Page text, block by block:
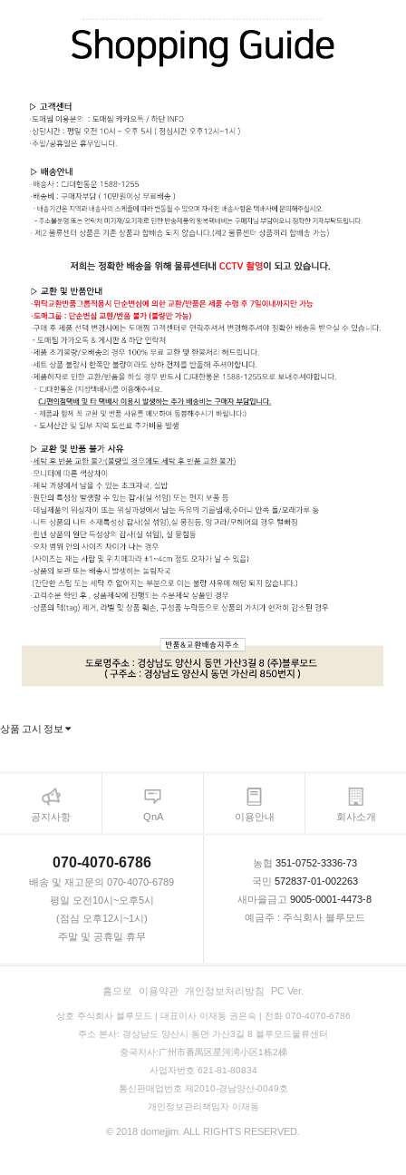
상품 고시 정보
공지사항 QnA 이용안내 회사소개
070-4070-6786
배송 및 재고문의 070-4070-6789
평일 오전10시~오후5시
(점심 오후12시~1시)
주말 및 공휴일 휴무
농협 351-0752-3336-73
국민 572837-01-002263
새마을금고 9005-0001-4473-8
예금주 : 주식회사 블루모드
홈으로 이용약관 개인정보처리방침 PC Ver.
상호 주식회사 블루모드 | 대표이사 이재동 권은숙 | 전화 070-4070-6786
주소 본사: 경상남도 양산시 동면 가산3길 8 블루모드물류센터
중국지사:广州市番禺区星河湾小区1栋2梯
사업자번호 621-81-80834
통신판매업번호 제2010-경남양산-0049호
개인정보관리책임자 이재동
© 2018 domejjim. ALL RIGHTS RESERVED.